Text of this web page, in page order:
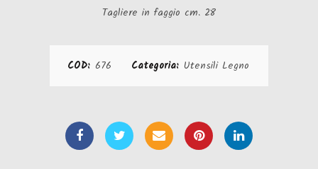
Tagliere in faggio cm. 28
COD: 676 Categoria: Utensili Legno